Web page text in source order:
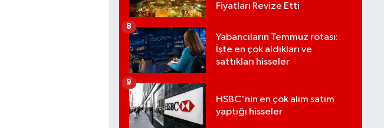
Fiyatları Revize Etti
Yabancıların Temmuz rotası:
İşte en çok aldıkları ve
sattıkları hisseler
8
HSBC'nin en çok alım satım
yaptığı hisseler
9